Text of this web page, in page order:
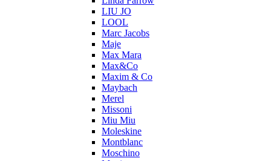
LIU JO
LOOL
Marc Jacobs
Maje
Max Mara
Max&Co
Maxim & Co
Maybach
Merel
Missoni
Miu Miu
Moleskine
Montblanc
Moschino